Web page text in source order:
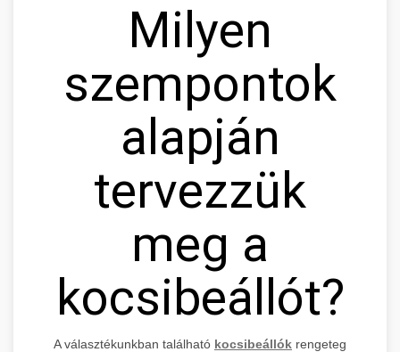
Milyen
szempontok
alapján
tervezzük
meg a
kocsibeállót?
A választékunkban található kocsibeállók rengeteg